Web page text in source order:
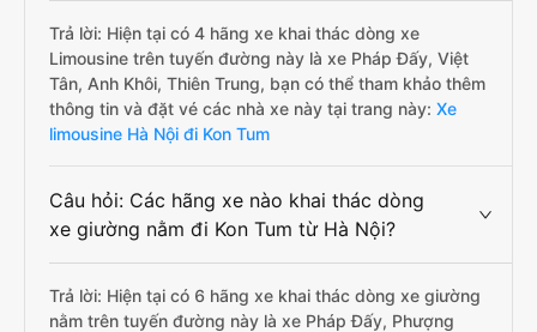
Trả lời: Hiện tại có 4 hãng xe khai thác dòng xe
Limousine trên tuyến đường này là xe Pháp Đấy, Việt
Tân, Anh Khôi, Thiên Trung, bạn có thể tham khảo thêm
thông tin và đặt vé các nhà xe này tại trang này: Xe
limousine Hà Nội đi Kon Tum
Câu hỏi: Các hãng xe nào khai thác dòng
xe giường nằm đi Kon Tum từ Hà Nội?
Trả lời: Hiện tại có 6 hãng xe khai thác dòng xe giường
nằm trên tuyến đường này là xe Pháp Đấy, Phượng